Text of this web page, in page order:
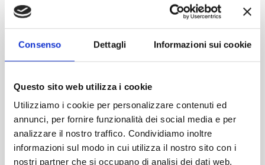
Consenso Dettagli Informazioni sui cookie
Questo sito web utilizza i cookie
Utilizziamo i cookie per personalizzare contenuti ed
annunci, per fornire funzionalità dei social media e per
analizzare il nostro traffico. Condividiamo inoltre
informazioni sul modo in cui utilizza il nostro sito con i
nostri partner che si occupano di analisi dei dati web,
Contattaci
Imboccatura:T.vite pp28
Peso (gr):133
Diametro (mm):63
Altezza (mm):118
Larghezza (mm):0
Quantità per imballo (ordine minimo 1 collo):6000